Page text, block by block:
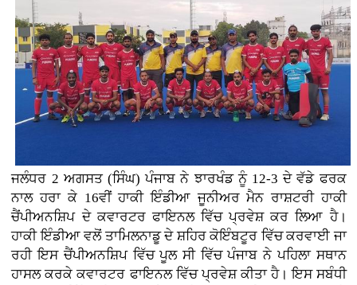
ਜਲੰਧਰ 2 ਅਗਸਤ (ਸਿੰਘ) ਪੰਜਾਬ ਨੇ ਝਾਰਖੰਡ ਨੂੰ 12-3 ਦੇ ਵੱਡੇ ਫਰਕ
ਨਾਲ ਹਰਾ ਕੇ 16ਵੀਂ ਹਾਕੀ ਇੰਡੀਆ ਜੂਨੀਅਰ ਮੈਨ ਰਾਸ਼ਟਰੀ ਹਾਕੀ
ਚੈਂਪੀਅਨਸ਼ਿਪ ਦੇ ਕਵਾਰਟਰ ਫਾਇਨਲ ਵਿੱਚ ਪ੍ਰਵੇਸ਼ ਕਰ ਲਿਆ ਹੈ।
ਹਾਕੀ ਇੰਡੀਆ ਵਲੋਂ ਤਾਮਿਲਨਾਡੂ ਦੇ ਸ਼ਹਿਰ ਕੋਇੰਬਟੂਰ ਵਿੱਚ ਕਰਵਾਈ ਜਾ
ਰਹੀ ਇਸ ਚੈਂਪੀਅਨਸ਼ਿਪ ਵਿੱਚ ਪੂਲ ਸੀ ਵਿੱਚ ਪੰਜਾਬ ਨੇ ਪਹਿਲਾ ਸਥਾਨ
ਹਾਸਲ ਕਰਕੇ ਕਵਾਰਟਰ ਫਾਇਨਲ ਵਿੱਚ ਪ੍ਰਵੇਸ਼ ਕੀਤਾ ਹੈ। ਇਸ ਸਬੰਧੀ